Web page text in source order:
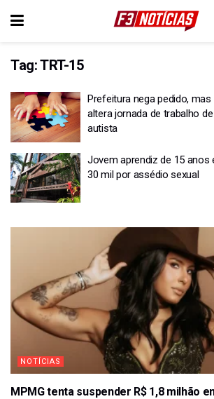
Tag:TRT-15
Prefeitura nega pedido,
altera jornada de trabalho
autista
Jovem aprendiz de 15 anos
30 mil por assédio sexual
NOTÍCIAS
MPMG tenta suspender R$ 1,8 milhão